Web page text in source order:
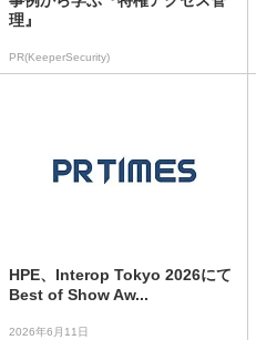
理』
PR(KeeperSecurity)
HPE、Interop Tokyo 2026にて
Best of Show Aw...
2026年6月11日